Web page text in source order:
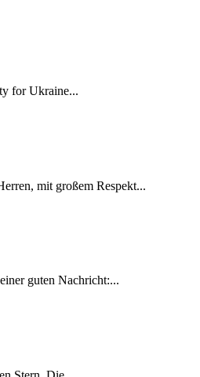
for Ukraine...
mit großem Respekt...
guten Nachricht:...